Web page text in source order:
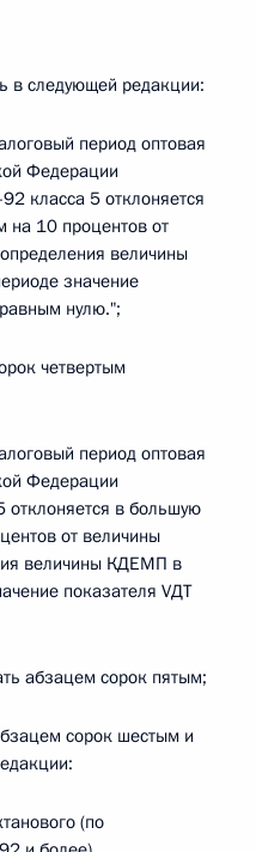
в следующей редакции:
период оптовая
Федерации
класса 5 отклоняется
на 10 процентов от
величины
значение
нулю.";
четвертым
период оптовая
Федерации
отклоняется в большую
от величины
величины КДЕМП в
показателя VДТ
абзацем сорок пятым;
сорок шестым и
(по